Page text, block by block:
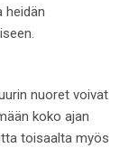
heidän
nuoret voivat
koko ajan
toisaalta myös